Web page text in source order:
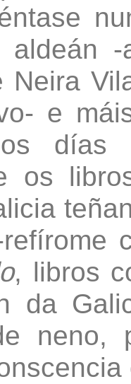
Neira
e
días
os
, libros
da
neno,